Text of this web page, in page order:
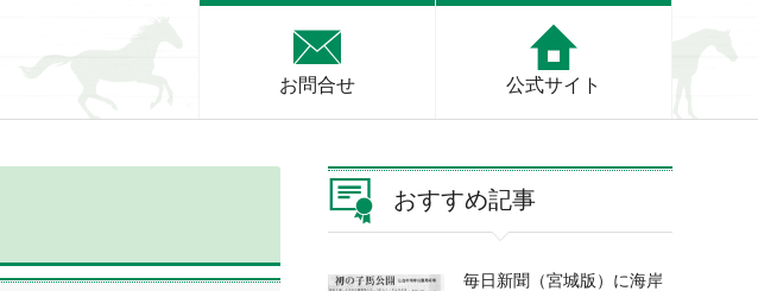
おすすめ記事
毎日新聞（宮城版）に海岸
お問合せ 公式サイト